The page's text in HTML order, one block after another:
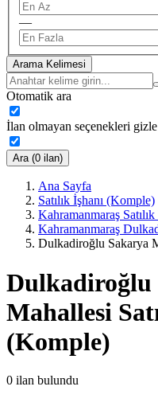
—
Arama Kelimesi
Otomatik ara
İlan olmayan seçenekleri gizle
Ara (0 ilan)
Ana Sayfa
Satılık İşhanı (Komple)
Kahramanmaraş
Kahramanmaraş
Dulkadiroğlu Sakarya
Dulkadiroğlu
Mahallesi
(Komple)
0 ilan bulundu